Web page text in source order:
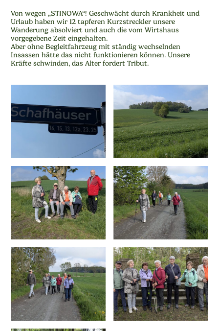
Von wegen „STINOWA“! Geschwächt durch Krankheit und
Urlaub haben wir 12 tapferen Kurzstreckler unsere
Wanderung absolviert und auch die vom Wirtshaus
vorgegebene Zeit eingehalten.
Aber ohne Begleitfahrzeug mit ständig wechselnden
Insassen hätte das nicht funktionieren können. Unsere
Kräfte schwinden, das Alter fordert Tribut.